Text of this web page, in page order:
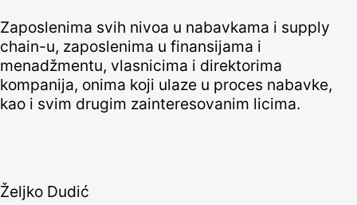
Zaposlenima svih nivoa u nabavkama i supply
chain-u, zaposlenima u finansijama i
menadžmentu, vlasnicima i direktorima
kompanija, onima koji ulaze u proces nabavke,
kao i svim drugim zainteresovanim licima.
Željko Dudić